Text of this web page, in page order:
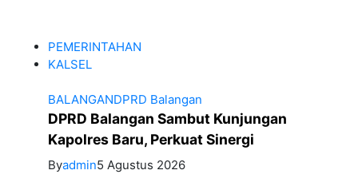
PEMERINTAHAN
KALSEL
BALANGANDPRD Balangan
DPRD Balangan Sambut Kunjungan
Kapolres Baru, Perkuat Sinergi
Byadmin5 Agustus 2026